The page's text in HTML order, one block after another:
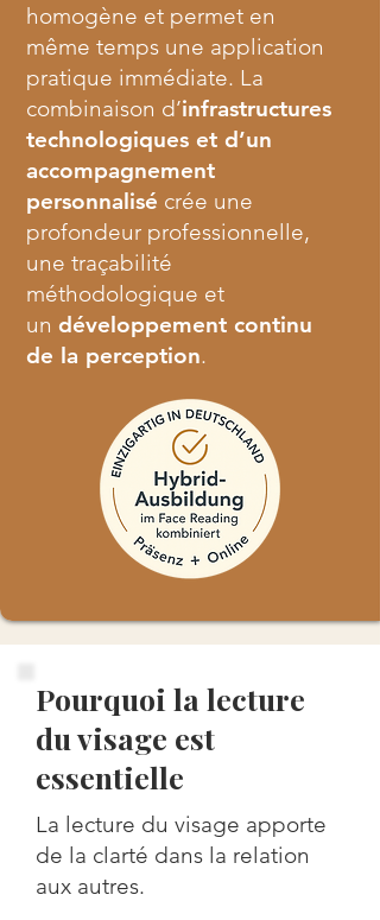
homogène et permet en
même temps une application
pratique immédiate. La
combinaison d’infrastructures
technologiques et d’un
accompagnement
personnalisé crée une
profondeur professionnelle,
une traçabilité
méthodologique et
un développement continu
de la perception.
Pourquoi la lecture
du visage est
essentielle
La lecture du visage apporte
de la clarté dans la relation
aux autres.